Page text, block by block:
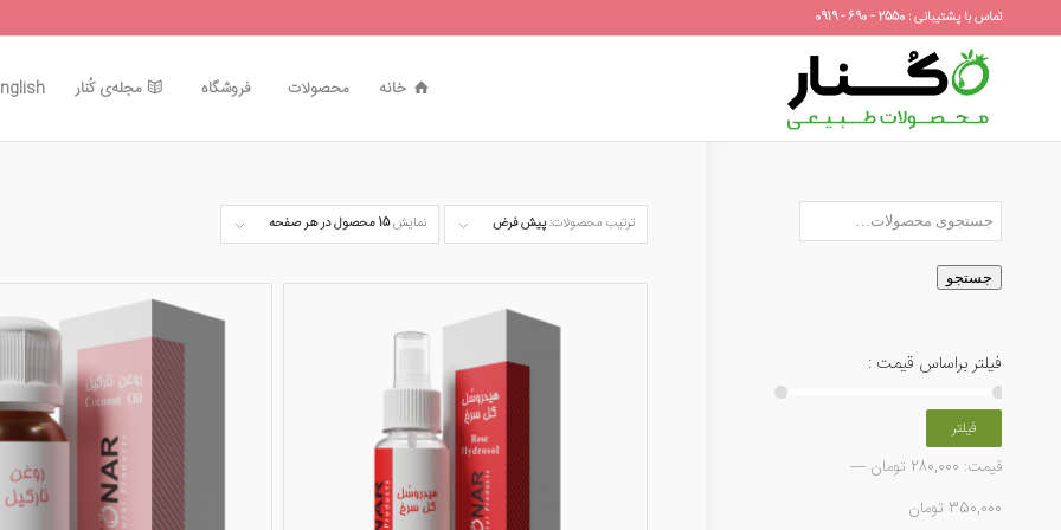
تماس با پشتیبانی : 2550 - 690 - 0919
خانه محصولات فروشگاه مجله‌ی کُنار
ترتیب محصولات:پیش فرض نمایش15 محصول در هر صفحه
جستجو
فیلتر براساس قیمت :
فیلتر
قیمت: 280,000 تومان
—
350,000 تومان